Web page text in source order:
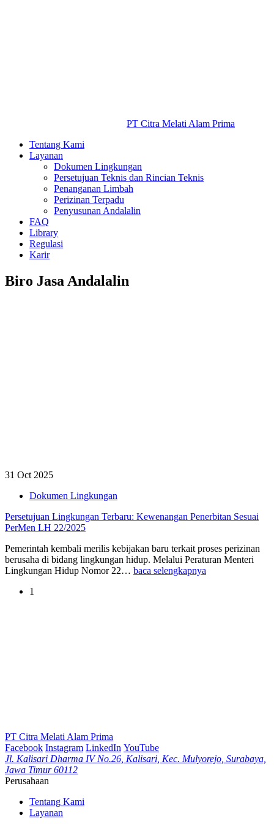
PT Citra Melati Alam Prima
Tentang Kami
Layanan
Dokumen Lingkungan
Persetujuan Teknis dan Rincian Teknis
Penanganan Limbah
Perizinan Terpadu
Penyusunan Andalalin
FAQ
Library
Regulasi
Karir
Biro Jasa Andalalin
31 Oct 2025
Dokumen Lingkungan
Persetujuan Lingkungan Terbaru: Kewenangan Penerbitan Sesuai
PerMen LH 22/2025
Pemerintah kembali merilis kebijakan baru terkait proses perizinan
berusaha di bidang lingkungan hidup. Melalui Peraturan Menteri
Lingkungan Hidup Nomor 22… baca selengkapnya
1
PT Citra Melati Alam Prima
Facebook Instagram LinkedIn YouTube
Jl. Kalisari Dharma IV No.26, Kalisari, Kec. Mulyorejo, Surabaya,
Jawa Timur 60112
Perusahaan
Tentang Kami
Layanan